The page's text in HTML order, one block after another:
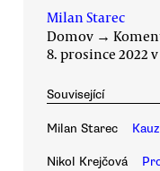
Milan Starec
Domov →
8. prosince 2022 v
Související
Milan Starec
Nikol Krejčová